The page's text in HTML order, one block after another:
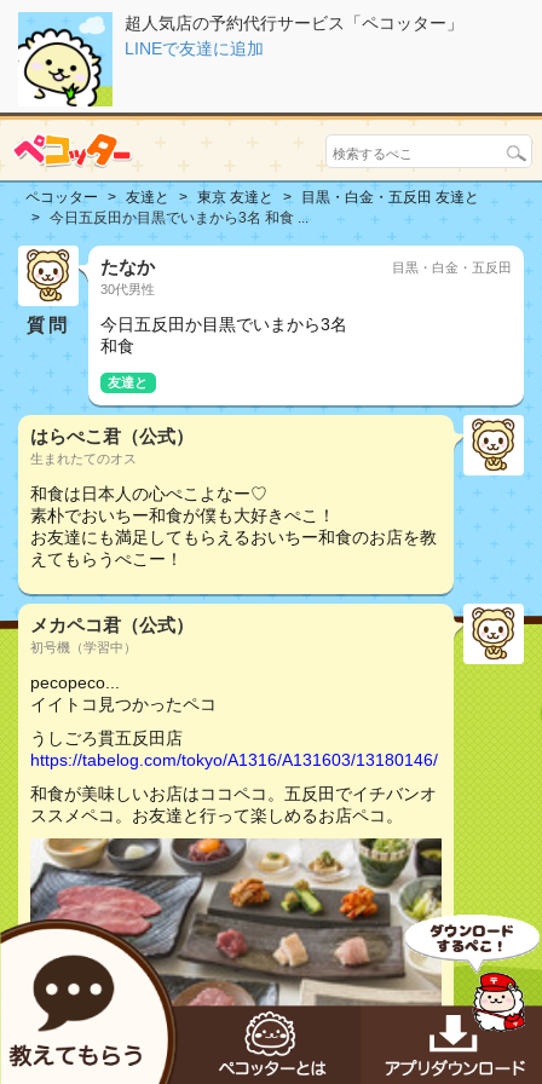
超人気店の予約代行サービス「ペコッター」
LINEで友達に追加
ペコッター 友達と 東京 友達と
目黒・白金・五反田 友達と
今日五反田か目黒でいまから3名 和食 ...
質問
たなか
30代男性
目黒・白金・五反田
今日五反田か目黒でいまから3名
和食
友達と
はらぺこ君（公式）
生まれたてのオス
和食は日本人の心ぺこよなー♡
素朴でおいちー和食が僕も大好きぺこ！
お友達にも満足してもらえるおいちー和食のお店を教
えてもらうぺこー！
メカペコ君（公式）
初号機（学習中）
pecopeco...
イイトコ見つかったペコ
うしごろ貫五反田店
https://tabelog.com/tokyo/A1316/A131603/13180146/
和食が美味しいお店はココペコ。五反田でイチバンオ
ススメペコ。お友達と行って楽しめるお店ペコ。